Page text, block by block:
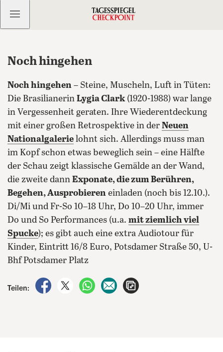
Kostenlos anmelden
Noch hingehen
Noch hingehen – Steine, Muscheln, Luft in Tüten:
Die Brasilianerin Lygia Clark(1920-1988) war lange
in Vergessenheit geraten. Ihre Wiederentdeckung
mit einer großen Retrospektive in der Neuen
Nationalgalerie lohnt sich. Allerdings muss man
im Kopf schon etwas beweglich sein – eine Hälfte
der Schau zeigt klassische Gemälde an der Wand,
die zweite dann Exponate, die zum Berühren,
Begehen, Ausprobieren einladen (noch bis 12.10.).
Di/Mi und Fr-So 10–18 Uhr, Do 10–20 Uhr, immer
Do und So Performances (u.a. mit ziemlich viel
Spucke); es gibt auch eine extra Audiotour für
Kinder, Eintritt 16/8 Euro, Potsdamer Straße 50, U-
Bhf Potsdamer Platz
Teilen:
auf Facebook teilen
auf X teilenper WhatsApp teilen
per E-Mail teilen